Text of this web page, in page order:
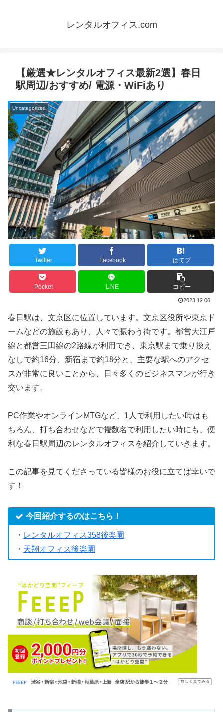
レンタルオフィス.com
【厳選★レンタルオフィス最新2選】春日
駅周辺/おすすめ/ 電源・WiFiあり
Uncategorized
Twitter Facebook はてブ
Pocket LINE コピー
2023.12.06
春日駅は、文京区に位置しています。文京区役所や東京ド
ームなどの施設もあり、人々で賑わう街です。都営大江戸
線と都営三田線の2路線が利用でき、東京駅まで乗り換え
なしで約16分、新宿まで約18分と、主要な駅へのアクセ
スが非常に良いことから、日々多くのビジネスマンが行き
交います。
PC作業やオンラインMTGなど、1人で利用したい時はも
ちろん、打ち合わせなどで複数名で利用したい時にも、便
利な春日駅周辺のレンタルオフィスを紹介していきます。
この記事を見てくださっている皆様のお役に立てば幸いで
す！
今回紹介するのはこちら！
・ レンタルオフィス358後楽園
・ 天翔オフィス後楽園